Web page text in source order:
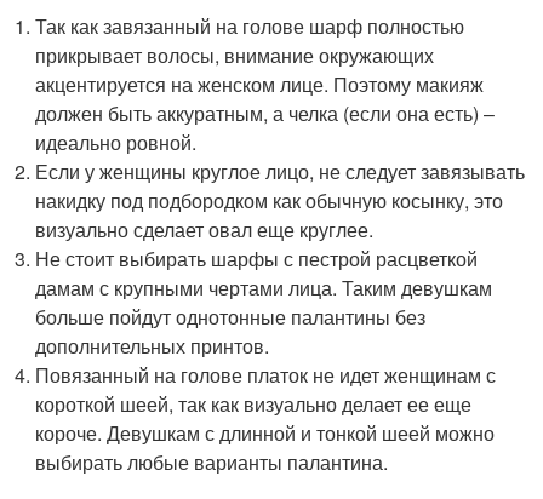
Так как завязанный на голове шарф полностью
прикрывает волосы, внимание окружающих
акцентируется на женском лице. Поэтому макияж
должен быть аккуратным, а челка (если она есть) –
идеально ровной.
Если у женщины круглое лицо, не следует завязывать
накидку под подбородком как обычную косынку, это
визуально сделает овал еще круглее.
Не стоит выбирать шарфы с пестрой расцветкой
дамам с крупными чертами лица. Таким девушкам
больше пойдут однотонные палантины без
дополнительных принтов.
Повязанный на голове платок не идет женщинам с
короткой шеей, так как визуально делает ее еще
короче. Девушкам с длинной и тонкой шеей можно
выбирать любые варианты палантина.